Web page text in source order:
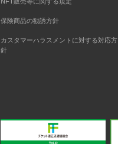
保険商品の勧誘方針
カスタマーハラスメントに対する対応方
針